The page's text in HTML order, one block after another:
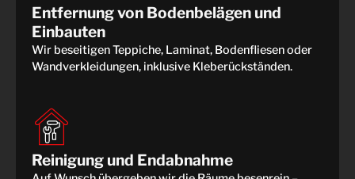
Entfernung von Bodenbelägen und
Einbauten
Wir beseitigen Teppiche, Laminat, Bodenfliesen oder
Wandverkleidungen, inklusive Kleberückständen.
Reinigung und Endabnahme